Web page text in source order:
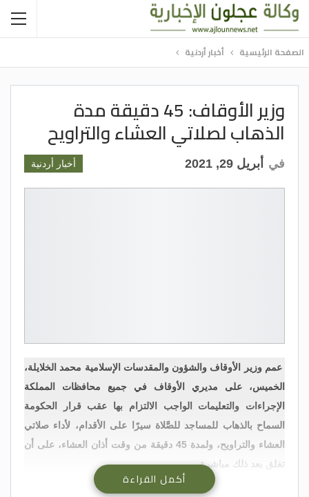
الصفحة الرئيسية أخبار أردنية
وزير الأوقاف: 45 دقيقة مدة
الذهاب لصلاتي العشاء والتراويح
أخبار أردنية في أبريل 29, 2021
عمم وزير الأوقاف والشؤون والمقدسات الإسلامية محمد الخلايلة،
الخميس، على مديري الأوقاف في جميع محافظات المملكة
الإجراءات والتعليمات الواجب الالتزام بها عقب قرار الحكومة
السماح بالذهاب للمساجد للصَّلاة سيرًا على الأقدام، لأداء صلاتي
العشاء والتراويح، ولمدة 45 دقيقة من وقت أذان العشاء، على أن
تغلق بعد ذلك مباشرة.
ودعا في تعميمه الصادر، المصلين، إلى ضرورة الالتزام بالتباعد
أكمل القراءة